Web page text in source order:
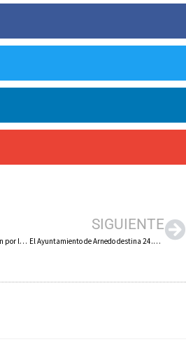
AICCOR muestra su preocupación por la posible rebaja de la jornada laboral y su inquietud por el futuro del sector del calzado
SIGUIENTE
El Ayuntamiento de Arnedo destina 24.000 euros a sustituir casi un centenar de luminarias en varias calles del casco antiguo